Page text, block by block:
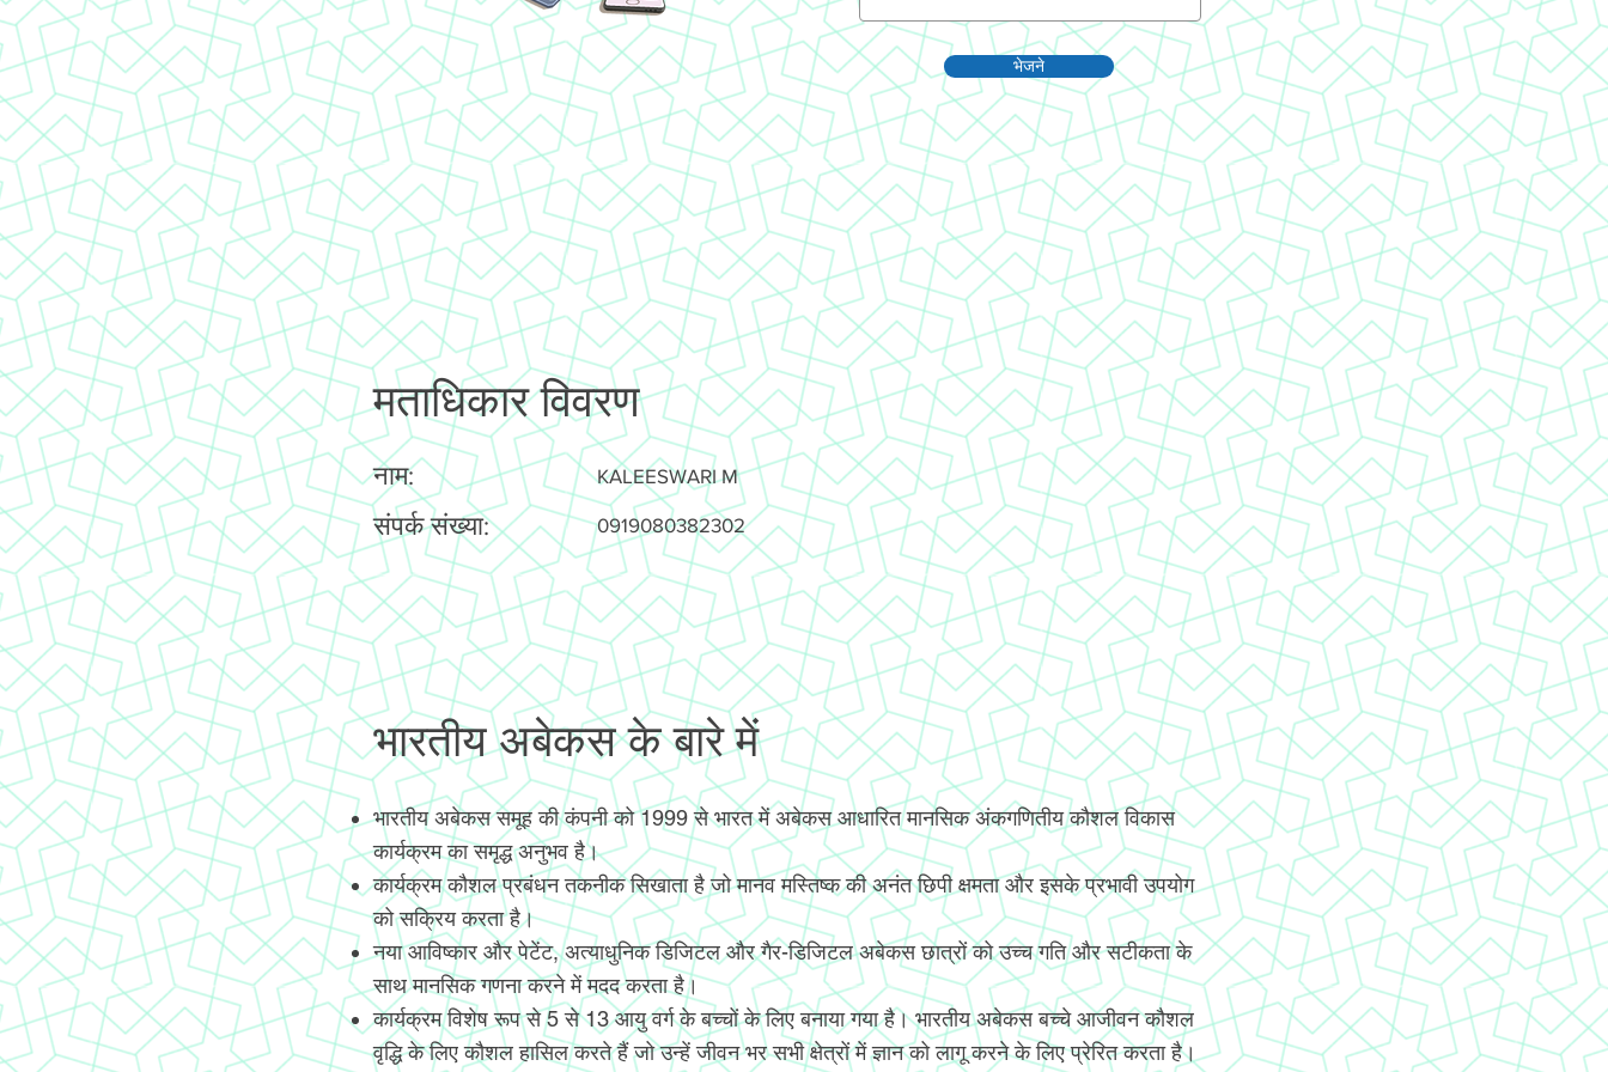
भेजने
मताधिकार विवरण
नाम:
संपर्क संख्या:
KALEESWARI M
0919080382302
भारतीय अबेकस के बारे में
भारतीय अबेकस समूह की कंपनी को 1999 से भारत में अबेकस आधारित मानसिक अंकगणितीय कौशल विकास
कार्यक्रम का समृद्ध अनुभव है।
कार्यक्रम कौशल प्रबंधन तकनीक सिखाता है जो मानव मस्तिष्क की अनंत छिपी क्षमता और इसके प्रभावी उपयोग
को सक्रिय करता है।
नया आविष्कार और पेटेंट, अत्याधुनिक डिजिटल और गैर-डिजिटल अबेकस छात्रों को उच्च गति और सटीकता के
साथ मानसिक गणना करने में मदद करता है।
कार्यक्रम विशेष रूप से 5 से 13 आयु वर्ग के बच्चों के लिए बनाया गया है। भारतीय अबेकस बच्चे आजीवन कौशल
वृद्धि के लिए कौशल हासिल करते हैं जो उन्हें जीवन भर सभी क्षेत्रों में ज्ञान को लागू करने के लिए प्रेरित करता है।